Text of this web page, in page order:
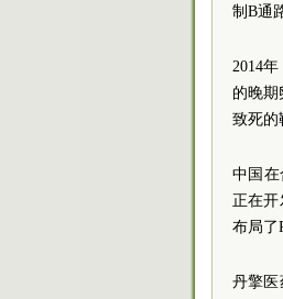
制B通
2014
的晚期
致死的
中国在
正在
布局了
丹擎医